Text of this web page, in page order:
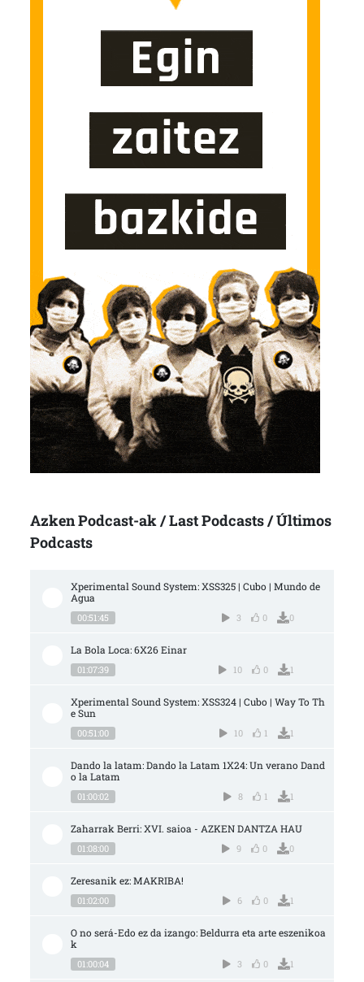
Azken Podcast-ak / Last Podcasts / Últimos
Podcasts
Xperimental Sound System: XSS325 | Cubo | Mundo de
Agua
00:51:45 3 0 0
La Bola Loca: 6X26 Einar
01:07:39 10 0 1
Xperimental Sound System: XSS324 | Cubo | Way To Th
e Sun
00:51:00 10 1 1
Dando la latam: Dando la Latam 1X24: Un verano Dand
o la Latam
01:00:02 8 1 1
Zaharrak Berri: XVI. saioa - AZKEN DANTZA HAU
01:08:00 9 0 0
Zeresanik ez: MAKRIBA!
01:02:00 6 0 1
O no será-Edo ez da izango: Beldurra eta arte eszenikoa
k
01:00:04 3 0 1